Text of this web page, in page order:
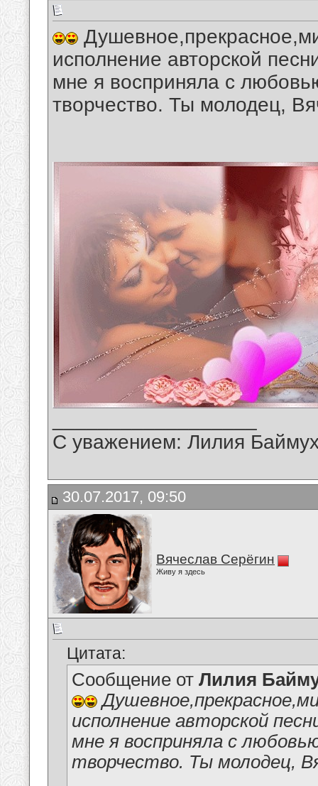
исполнение авторской
мне я восприняла с
творчество. Ты молодец,
С уважением: Лилия
30.07.2017, 09:50
Вячеслав Серёгин
Живу я здесь
Цитата:
Сообщение от Лилия
исполнение авторской
мне я восприняла с
творчество. Ты молодец,